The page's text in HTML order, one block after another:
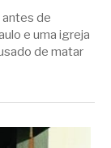
de
e uma igreja
de matar